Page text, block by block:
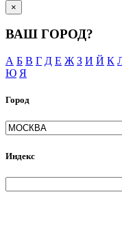
×
ВАШ ГОРОД?
А Б В Г Д Е Ж З И Й К
Ю Я
Город
Индекс